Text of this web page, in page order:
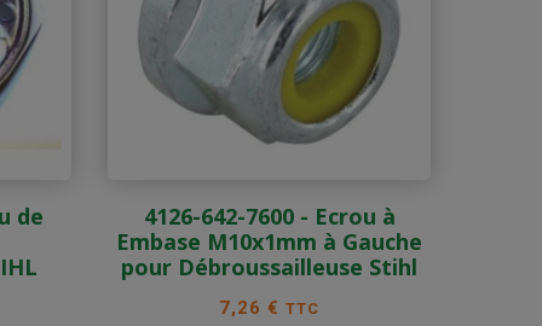
de
4126-642-7600 - Ecrou à
Embase M10x1mm à Gauche
pour Débroussailleuse Stihl
Prix
7,26 €TTC